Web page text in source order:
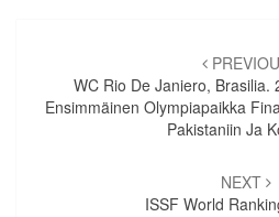
selausWC Rio De Janiero, Brasilia.
Ensimmäinen Olympiapaikka
Pakistaniin Ja
NEXT
ISSF World